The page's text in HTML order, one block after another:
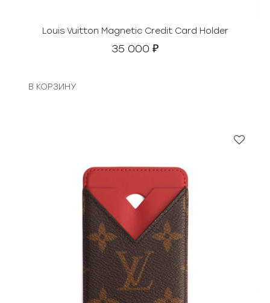
Louis Vuitton Magnetic Credit Card Holder
35 000 ₽
В КОРЗИНУ